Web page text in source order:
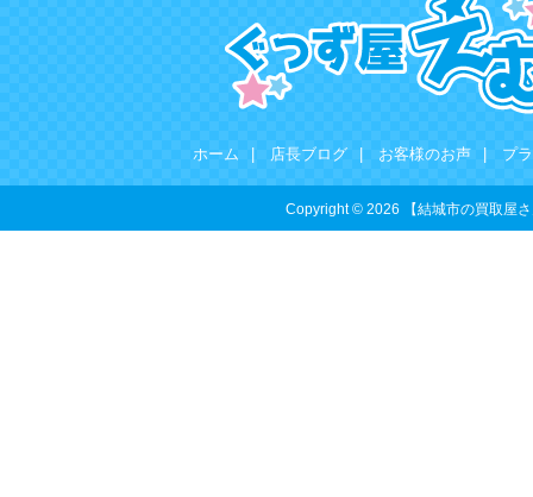
ホーム 店長ブログ お客様のお声 プ
Copyright © 2026 【結城市の買取屋